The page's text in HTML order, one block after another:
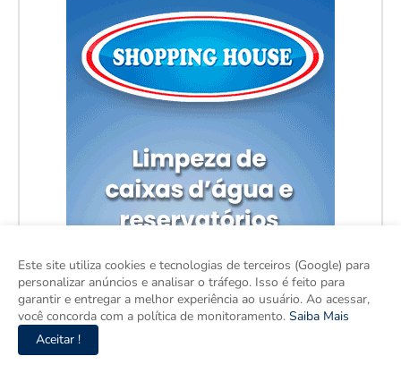
Este site utiliza cookies e tecnologias de terceiros (Google) para
personalizar anúncios e analisar o tráfego. Isso é feito para
garantir e entregar a melhor experiência ao usuário. Ao acessar,
você concorda com a política de monitoramento. Saiba Mais
Aceitar !